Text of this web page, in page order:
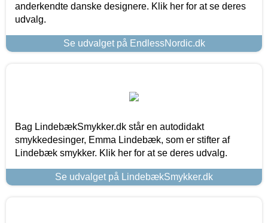
anderkendte danske designere. Klik her for at se deres
udvalg.
Se udvalget på EndlessNordic.dk
Bag LindebækSmykker.dk står en autodidakt
smykkedesinger, Emma Lindebæk, som er stifter af
Lindebæk smykker. Klik her for at se deres udvalg.
Se udvalget på LindebækSmykker.dk